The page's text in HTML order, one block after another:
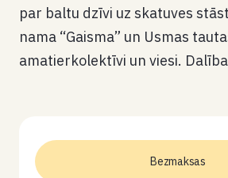
par baltu dzīvi uz skatuves
nama “Gaisma” un Usmas
amatierkolektīvi un viesi.
Bezmaksas